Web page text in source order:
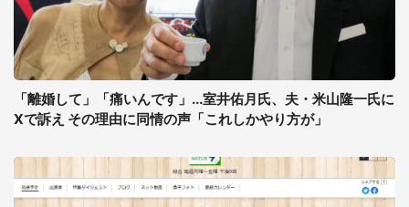
「離婚して」「痛いんです」...室井佑月氏、夫・米山隆一氏に
Xで訴え その理由に同情の声「これしかやり方が」